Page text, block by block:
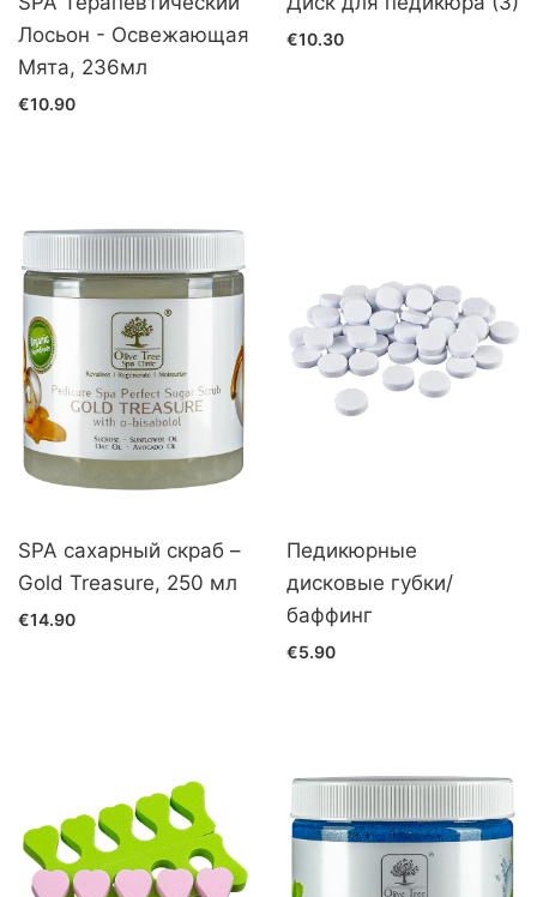
Лосьон - Освежающая
Мята, 236мл
€10.90
€10.30
SPA сахарный скраб –
Gold Treasure, 250 мл
€14.90
Педикюрные
дисковые губки/
баффинг
€5.90